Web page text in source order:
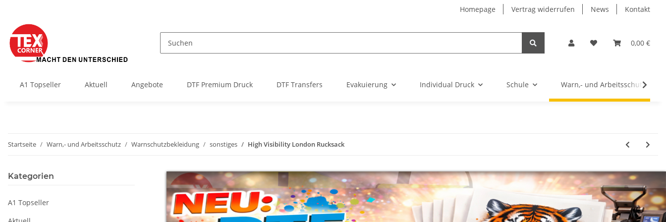
Homepage Vertrag widerrufen News Kontakt
0,00 €
A1 Topseller Aktuell Angebote DTF Premium Druck DTF Transfers Evakuierung Individual Druck Schule Warn,- und Arbeitsschutz
Startseite Warn,- und Arbeitsschutz Warnschutzbekleidung sonstiges High Visibility London Rucksack
Kategorien
A1 Topseller